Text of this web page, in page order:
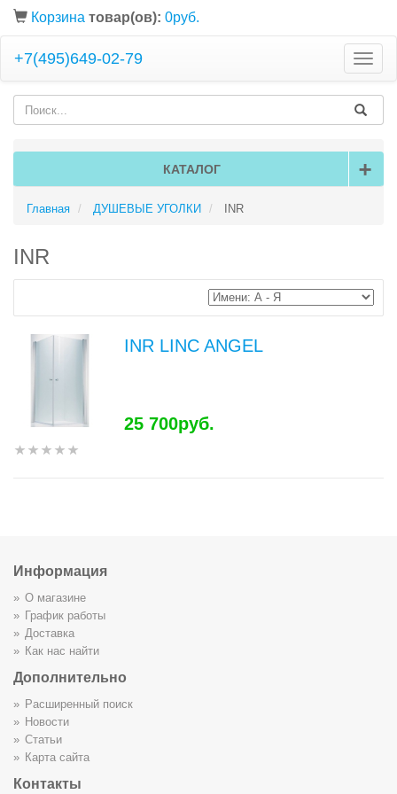
Корзина товар(ов): 0руб.
Toggle
+7(495)649-02-79
КАТАЛОГ +
Главная ДУШЕВЫЕ УГОЛКИ INR
INR
INR LINC ANGEL
25 700руб.
Информация
О магазине
График работы
Доставка
Как нас найти
Дополнительно
Расширенный поиск
Новости
Статьи
Карта сайта
Контакты